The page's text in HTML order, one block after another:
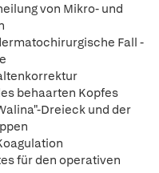
von Mikro- und
Fall -
behaarten Kopfes
Dreieck und der
für den operativen